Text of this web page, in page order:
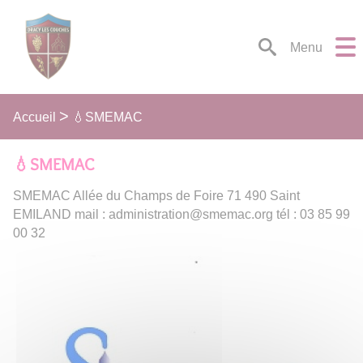
d'accès
rapide
d'accès
rapide
d'accès
rapide
d'accès
rapide
page
Menu
Accueil 💧SMEMAC
💧SMEMAC
SMEMAC Allée du Champs de Foire 71 490 Saint
EMILAND mail : administration@smemac.org tél : 03 85 99
00 32